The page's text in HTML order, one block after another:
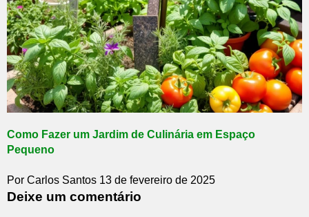
Como Fazer um Jardim de Culinária em Espaço
Pequeno
Por Carlos Santos 13 de fevereiro de 2025
Deixe um comentário